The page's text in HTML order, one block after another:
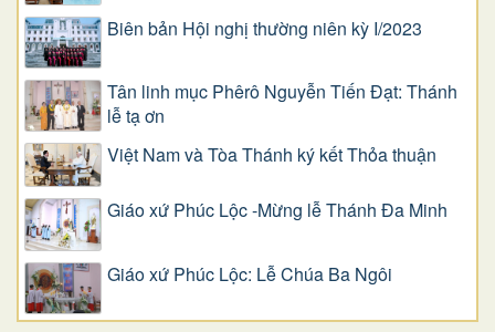
Biên bản Hội nghị thường niên kỳ I/2023
Tân linh mục Phêrô Nguyễn Tiến Đạt: Thánh
lễ tạ ơn
Việt Nam và Tòa Thánh ký kết Thỏa thuận
Giáo xứ Phúc Lộc -Mừng lễ Thánh Đa Minh
Giáo xứ Phúc Lộc: Lễ Chúa Ba Ngôi